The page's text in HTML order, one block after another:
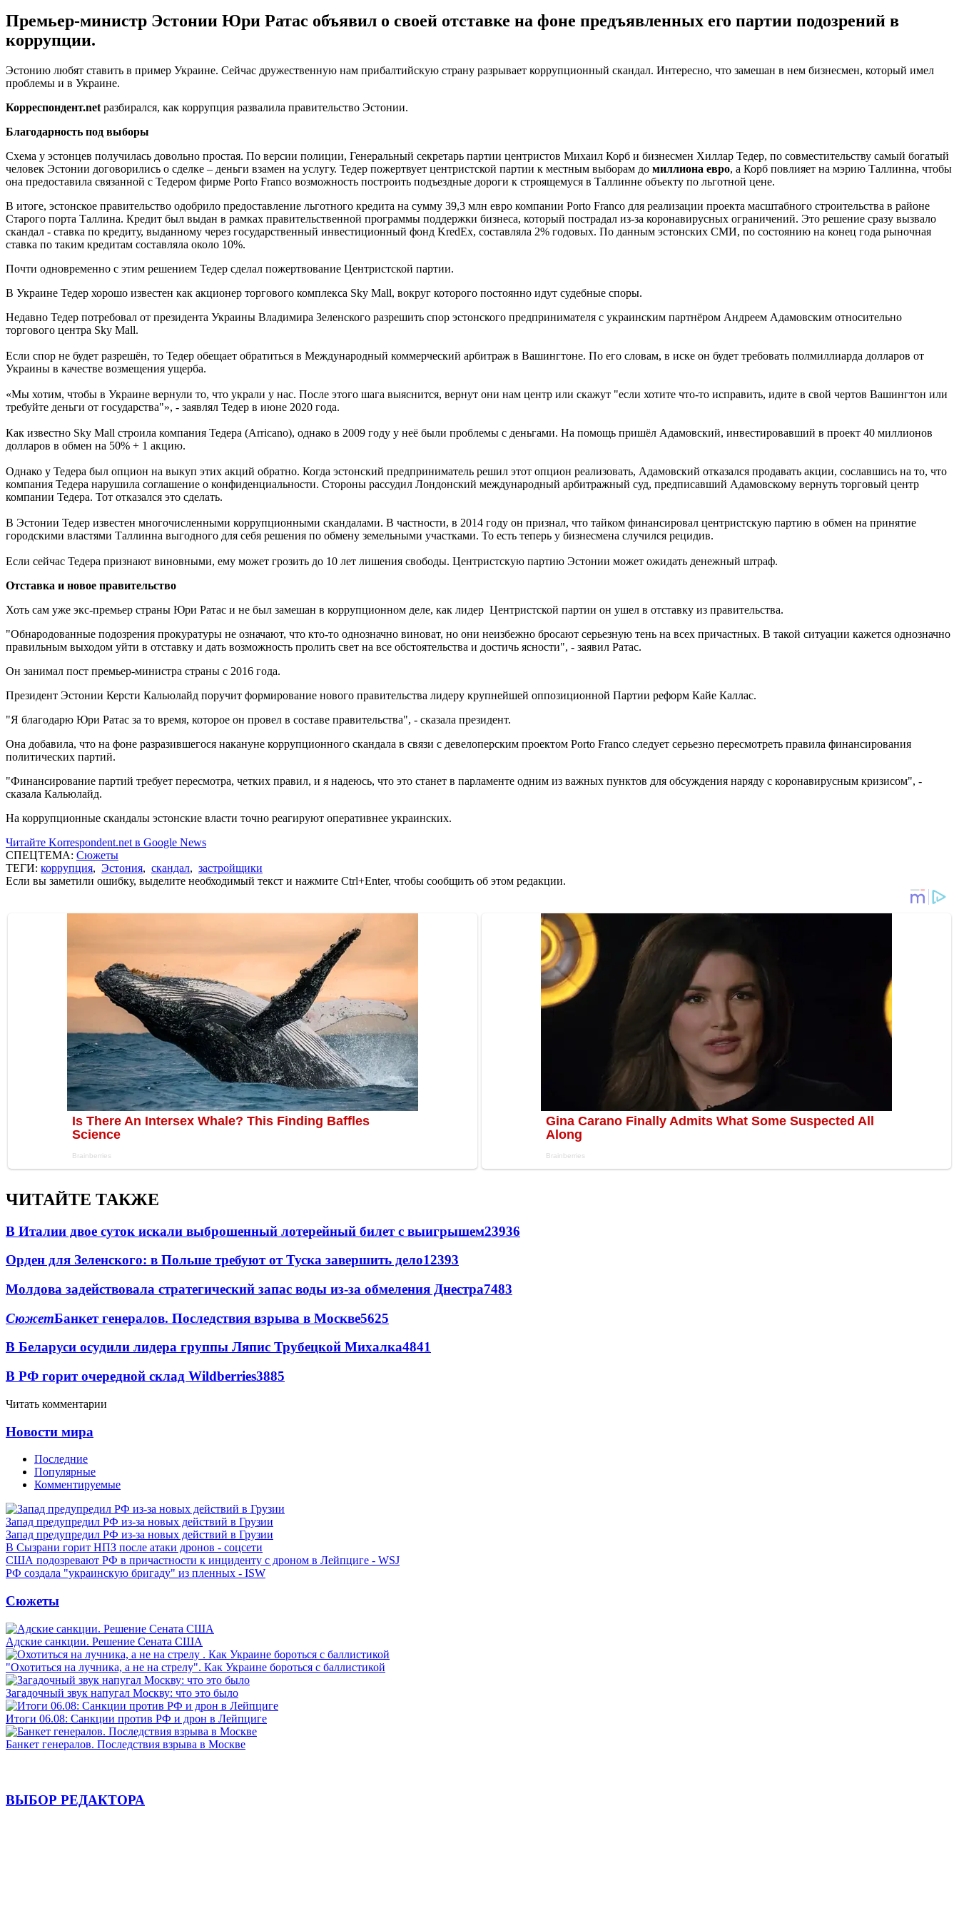
Премьер-министр Эстонии Юри Ратас объявил о своей отставке на фоне предъявленных его партии подозрений в
коррупции.
Эстонию любят ставить в пример Украине. Сейчас дружественную нам прибалтийскую страну разрывает коррупционный скандал. Интересно, что замешан в нем бизнесмен, который имел
проблемы и в Украине.
Корреспондент.net разбирался, как коррупция развалила правительство Эстонии.
Благодарность под выборы
Схема у эстонцев получилась довольно простая. По версии полиции, Генеральный секретарь партии центристов Михаил Корб и бизнесмен Хиллар Тедер, по совместительству самый богатый
человек Эстонии договорились о сделке – деньги взамен на услугу. Тедер пожертвует центристской партии к местным выборам до миллиона евро, а Корб повлияет на мэрию Таллинна, чтобы
она предоставила связанной с Тедером фирме Porto Franco возможность построить подъездные дороги к строящемуся в Таллинне объекту по льготной цене.
В итоге, эстонское правительство одобрило предоставление льготного кредита на сумму 39,3 млн евро компании Porto Franco для реализации проекта масштабного строительства в районе
Старого порта Таллина. Кредит был выдан в рамках правительственной программы поддержки бизнеса, который пострадал из-за коронавирусных ограничений. Это решение сразу вызвало
скандал - ставка по кредиту, выданному через государственный инвестиционный фонд KredEx, составляла 2% годовых. По данным эстонских СМИ, по состоянию на конец года рыночная
ставка по таким кредитам составляла около 10%.
Почти одновременно с этим решением Тедер сделал пожертвование Центристской партии.
В Украине Тедер хорошо известен как акционер торгового комплекса Sky Mall, вокруг которого постоянно идут судебные споры.
Недавно Тедер потребовал от президента Украины Владимира Зеленского разрешить спор эстонского предпринимателя с украинским партнёром Андреем Адамовским относительно
торгового центра Sky Mall.
Если спор не будет разрешён, то Тедер обещает обратиться в Международный коммерческий арбитраж в Вашингтоне. По его словам, в иске он будет требовать полмиллиарда долларов от
Украины в качестве возмещения ущерба.
«Мы хотим, чтобы в Украине вернули то, что украли у нас. После этого шага выяснится, вернут они нам центр или скажут "если хотите что-то исправить, идите в свой чертов Вашингтон или
требуйте деньги от государства"», - заявлял Тедер в июне 2020 года.
Как известно Sky Mall строила компания Тедера (Arricano), однако в 2009 году у неё были проблемы с деньгами. На помощь пришёл Адамовский, инвестировавший в проект 40 миллионов
долларов в обмен на 50% + 1 акцию.
Однако у Тедера был опцион на выкуп этих акций обратно. Когда эстонский предприниматель решил этот опцион реализовать, Адамовский отказался продавать акции, сославшись на то, что
компания Тедера нарушила соглашение о конфиденциальности. Стороны рассудил Лондонский международный арбитражный суд, предписавший Адамовскому вернуть торговый центр
компании Тедера. Тот отказался это сделать.
В Эстонии Тедер известен многочисленными коррупционными скандалами. В частности, в 2014 году он признал, что тайком финансировал центристскую партию в обмен на принятие
городскими властями Таллинна выгодного для себя решения по обмену земельными участками. То есть теперь у бизнесмена случился рецидив.
Если сейчас Тедера признают виновными, ему может грозить до 10 лет лишения свободы. Центристскую партию Эстонии может ожидать денежный штраф.
Отставка и новое правительство
Хоть сам уже экс-премьер страны Юри Ратас и не был замешан в коррупционном деле, как лидер Центристской партии он ушел в отставку из правительства.
"Обнародованные подозрения прокуратуры не означают, что кто-то однозначно виноват, но они неизбежно бросают серьезную тень на всех причастных. В такой ситуации кажется однозначно
правильным выходом уйти в отставку и дать возможность пролить свет на все обстоятельства и достичь ясности", - заявил Ратас.
Он занимал пост премьер-министра страны с 2016 года.
Президент Эстонии Керсти Кальюлайд поручит формирование нового правительства лидеру крупнейшей оппозиционной Партии реформ Кайе Каллас.
"Я благодарю Юри Ратас за то время, которое он провел в составе правительства", - сказала президент.
Она добавила, что на фоне разразившегося накануне коррупционного скандала в связи с девелоперским проектом Porto Franco следует серьезно пересмотреть правила финансирования
политических партий.
"Финансирование партий требует пересмотра, четких правил, и я надеюсь, что это станет в парламенте одним из важных пунктов для обсуждения наряду с коронавирусным кризисом", -
сказала Кальюлайд.
На коррупционные скандалы эстонские власти точно реагируют оперативнее украинских.
Читайте Korrespondent.net в Google News
СПЕЦТЕМА: Сюжеты
ТЕГИ: коррупция, Эстония, скандал, застройщики
Если вы заметили ошибку, выделите необходимый текст и нажмите Ctrl+Enter, чтобы сообщить об этом редакции.
ЧИТАЙТЕ ТАКЖЕ
В Италии двое суток искали выброшенный лотерейный билет с выигрышем23936
Орден для Зеленского: в Польше требуют от Туска завершить дело12393
Молдова задействовала стратегический запас воды из-за обмеления Днестра7483
СюжетБанкет генералов. Последствия взрыва в Москве5625
В Беларуси осудили лидера группы Ляпис Трубецкой Михалка4841
В РФ горит очередной склад Wildberries3885
Читать комментарии
Новости мира
Последние
Популярные
Комментируемые
Запад предупредил РФ из-за новых действий в Грузии
Запад предупредил РФ из-за новых действий в Грузии
В Сызрани горит НПЗ после атаки дронов - соцсети
США подозревают РФ в причастности к инциденту с дроном в Лейпциге - WSJ
РФ создала "украинскую бригаду" из пленных - ISW
Сюжеты
Адские санкции. Решение Сената США
"Охотиться на лучника, а не на стрелу". Как Украине бороться с баллистикой
Загадочный звук напугал Москву: что это было
Итоги 06.08: Санкции против РФ и дрон в Лейпциге
Банкет генералов. Последствия взрыва в Москве
ВЫБОР РЕДАКТОРА